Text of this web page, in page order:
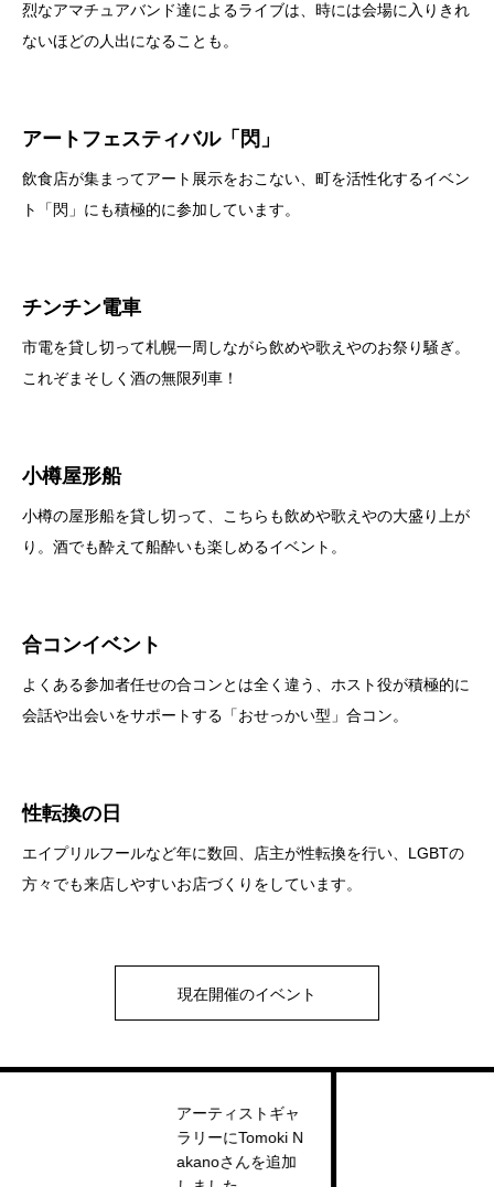
烈なアマチュアバンド達によるライブは、時には会場に入りきれ
ないほどの人出になることも。
アートフェスティバル「閃」
飲食店が集まってアート展示をおこない、町を活性化するイベン
ト「閃」にも積極的に参加しています。
チンチン電車
市電を貸し切って札幌一周しながら飲めや歌えやのお祭り騒ぎ。
これぞまそしく酒の無限列車！
小樽屋形船
小樽の屋形船を貸し切って、こちらも飲めや歌えやの大盛り上が
り。酒でも酔えて船酔いも楽しめるイベント。
合コンイベント
よくある参加者任せの合コンとは全く違う、ホスト役が積極的に
会話や出会いをサポートする「おせっかい型」合コン。
性転換の日
エイプリルフールなど年に数回、店主が性転換を行い、LGBTの
方々でも来店しやすいお店づくりをしています。
現在開催のイベント
アーティストギャ
ラリーにTomoki N
akanoさんを追加